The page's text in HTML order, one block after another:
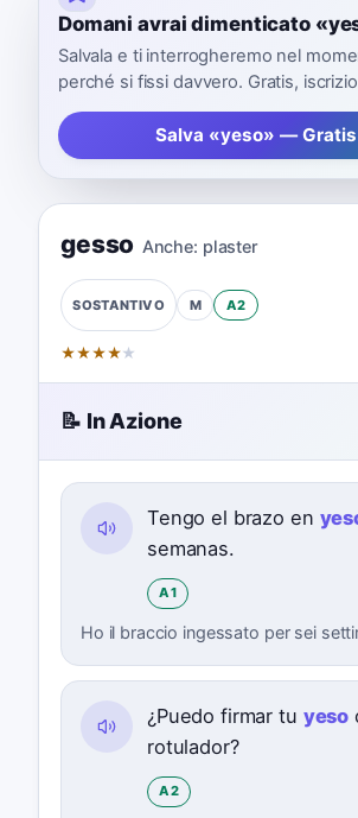
Domani avrai dimenticato
Salvala e ti interrogheremo nel
perché si fissi davvero. Gratis,
Salva «yeso» — Gratis
gesso Anche: plaster
SOSTANTIVO M A2
★★★★★
📝 In Azione
Tengo el brazo en
semanas.
A1
Ho il braccio ingessato per sei
¿Puedo firmar tu yeso
rotulador?
A2